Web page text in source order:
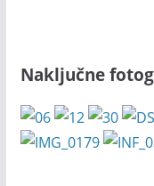
Naključne